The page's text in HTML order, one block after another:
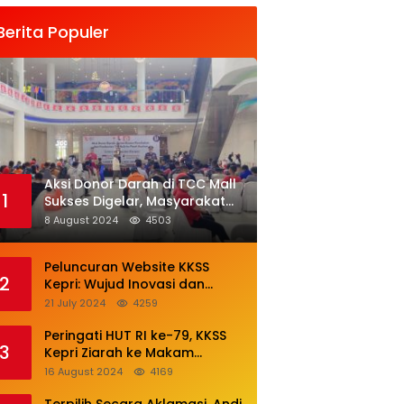
Khusus
Ketua BPW
Sumut
Antusias
Populer
1
Aksi Donor Darah di TCC Mall
Sukses Digelar, Masyarakat
Antusias Mendonor
8 August 2024 4503
2
Peluncuran Website KKSS
Kepri: Wujud Inovasi dan
Komitmen Pelayanan Terbaik
21 July 2024 4259
3
Peringati HUT RI ke-79, KKSS
Kepri Ziarah ke Makam
Leluhur
16 August 2024 4169